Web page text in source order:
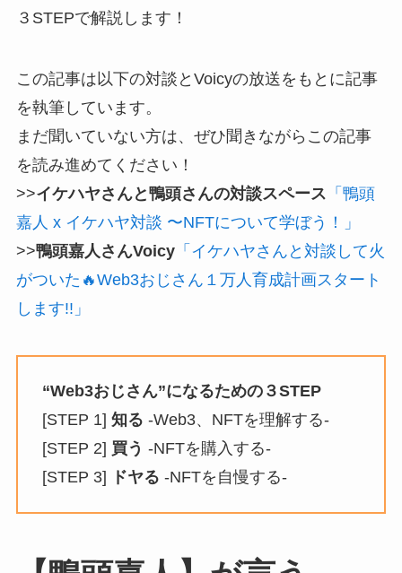
３STEPで解説します！
この記事は以下の対談とVoicyの放送をもとに記事
を執筆しています。
まだ聞いていない方は、ぜひ聞きながらこの記事
を読み進めてください！
>>イケハヤさんと鴨頭さんの対談スペース 「 鴨頭
嘉人 x イケハヤ対談 〜NFTについて学ぼう！」
>>鴨頭嘉人さんVoicy「 イケハヤさんと対談して火
がついた 🔥Web3おじさん１万人育成計画スタート
します!! 」
“Web3おじさん”になるための３STEP
[STEP 1] 知る -Web3、NFTを理解する-
[STEP 2] 買う -NFTを購入する-
[STEP 3]
ドヤる -NFTを自慢する-